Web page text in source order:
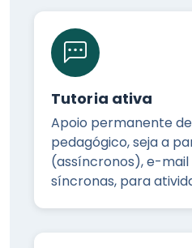
Tutoria ativa
Apoio permanente
pedagógico, seja a
(assíncronos), e-mail
síncronas, para